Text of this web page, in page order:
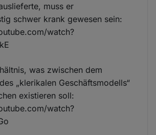
muss er
schwer krank gewesen sein:
watch?
was zwischen dem
„klerikalen Geschäftsmodells“
existieren soll:
watch?